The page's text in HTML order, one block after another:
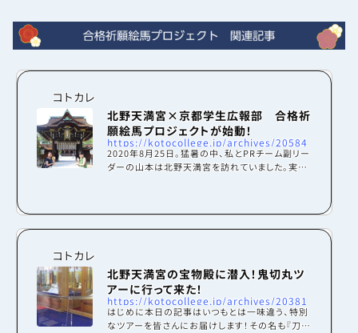
コトカレ
北野天満宮×京都学生広報部 合格祈
願絵馬プロジェクトが始動！
https://kotocollege.jp/archives/20584
2020年8月25日。猛暑の中、私とPRチーム副リー
ダーの山本は北野天満宮を訪れていました。実
力を発信し続けてきた私たちの「受験生を応援し
たい！」という想いからこのプロジェクトは生まれ
ました...
コトカレ
北野天満宮の宝物殿に潜入！鬼切丸ツ
アーに行って来た！
https://kotocollege.jp/archives/20381
はじめに本日の記事はいつもとは一味違う、特別
なツアーを皆さんにお届けします！その名も『刀剣